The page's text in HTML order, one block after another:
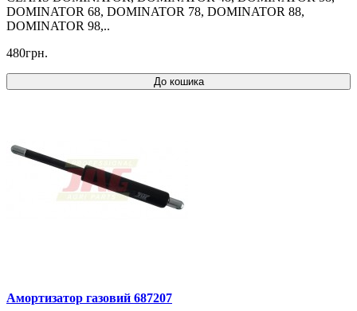
DOMINATOR 68, DOMINATOR 78, DOMINATOR 88,
DOMINATOR 98,..
480грн.
До кошика
Амортизатор газовий 687207